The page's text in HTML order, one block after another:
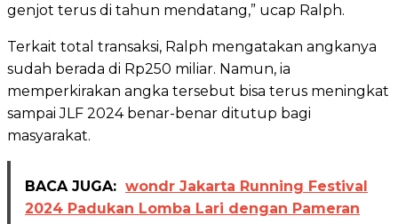
genjot terus di tahun mendatang,” ucap Ralph.
Terkait total transaksi, Ralph mengatakan angkanya
sudah berada di Rp250 miliar. Namun, ia
memperkirakan angka tersebut bisa terus meningkat
sampai JLF 2024 benar-benar ditutup bagi
masyarakat.
BACA JUGA: wondr Jakarta Running Festival
2024 Padukan Lomba Lari dengan Pameran